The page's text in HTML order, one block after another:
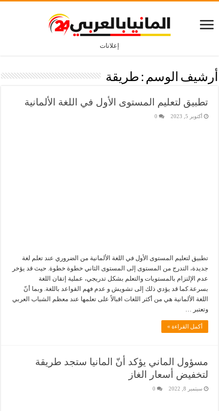
إعلانات
أرشيف الوسم : طريقة
تطبيق لتعليم المستوى الأول في اللغة الألمانية
أكتوبر 5, 2023 0
تطبيق لتعليم المستوى الأول في اللغة الألمانية من الضروري عند تعلم لغة
جديدة، التدرج من المستوى إلى المستوى الثاني خطوة خطوة. حيث قد يؤخر
عدم الإلتزام بالمستويات والتعلم بشكل تدريجي، عملية إتقان اللغة
بسرعة.كما قد يؤدي ذلك إلى تشويش و عدم فهم القواعد باللغة. وبما أنّ
اللغة الألمانية هي من أكثر اللغات اقبالاً على تعلمها عند معظم الشباب العربي
وتعتبر …
أكمل القراءة »
مسؤول الماني يؤكد أنّ المانيا ستجد طريقة
لتخفيض أسعار الغاز
سبتمبر 8, 2022 0